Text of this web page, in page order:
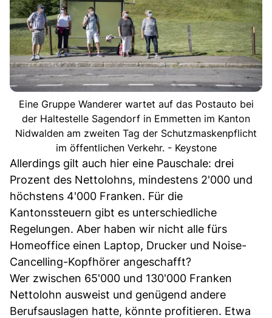
Eine Gruppe Wanderer wartet auf das Postauto bei
der Haltestelle Sagendorf in Emmetten im Kanton
Nidwalden am zweiten Tag der Schutzmaskenpflicht
im öffentlichen Verkehr. - Keystone
Allerdings gilt auch hier eine Pauschale: drei
Prozent des Nettolohns, mindestens 2'000 und
höchstens 4'000 Franken. Für die
Kantonssteuern gibt es unterschiedliche
Regelungen. Aber haben wir nicht alle fürs
Homeoffice einen Laptop, Drucker und Noise-
Cancelling-Kopfhörer angeschafft?
Wer zwischen 65'000 und 130'000 Franken
Nettolohn ausweist und genügend andere
Berufsauslagen hatte, könnte profitieren. Etwa